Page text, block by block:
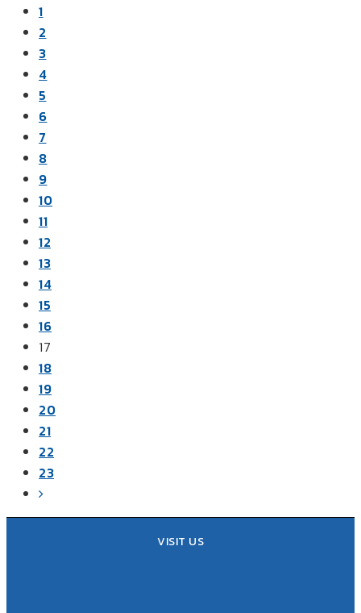
1
2
3
4
5
6
7
8
9
10
11
12
13
14
15
16
17
18
19
20
21
22
23
VISIT US